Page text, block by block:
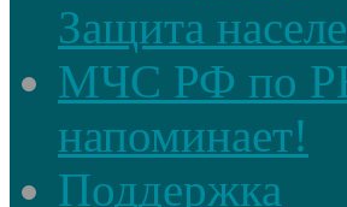
Защита
МЧС РФ по
напоминает!
Поддержка